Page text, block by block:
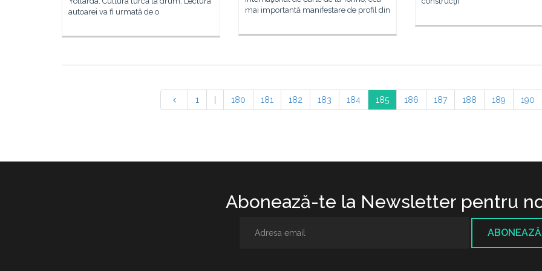
mai importantă manifestare de profil din
autoarei va fi urmată de o
1 180 181 182 183 184 185 186 187 188 189 190
Abonează-te la Newsletter pentru